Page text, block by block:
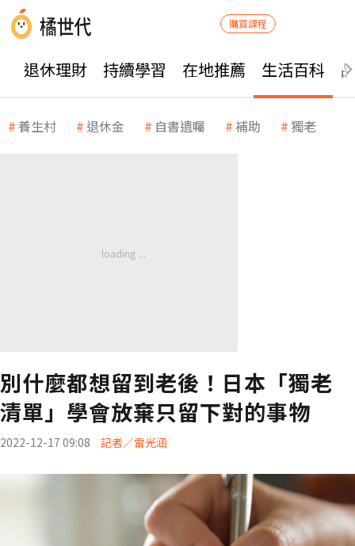
購買課程
退休理財 持續學習 在地推薦 生活百科
養生村 退休金 自書遺囑 補助 獨老
別什麼都想留到老後！日本「獨老
清單」學會放棄只留下對的事物
2022-12-17 09:08 記者／雷光涵